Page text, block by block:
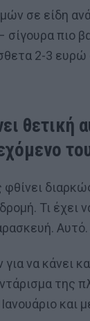
σε είδη
σίγουρα πιο
2-3 ευρώ
Τι έχει
Αυτό.
να κάνει
της
και